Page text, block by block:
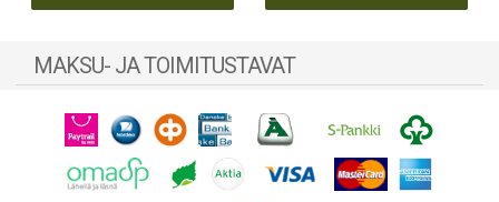
MAKSU- JA TOIMITUSTAVAT